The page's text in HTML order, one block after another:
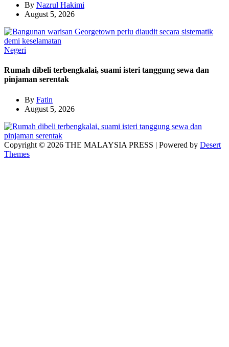
By Nazrul Hakimi
August 5, 2026
Negeri
Rumah dibeli terbengkalai, suami isteri tanggung sewa dan
pinjaman serentak
By Fatin
August 5, 2026
Copyright © 2026 THE MALAYSIA PRESS | Powered by Desert
Themes